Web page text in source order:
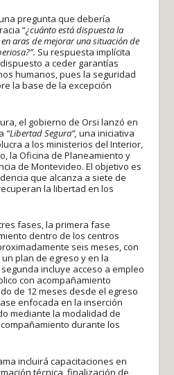
pregunta que debería
“¿cuánto está dispuesta la
aras de mejorar una situación de
Su respuesta implícita
a ceder garantías
humanos, pues la seguridad
la base de la excepción
el gobierno de Orsi lanzó en
“Libertad Segura”, una iniciativa
a los ministerios del Interior,
la Oficina de Planeamiento y
de Montevideo. El objetivo es
que alcanza a siete de
la libertad en los
fases, la primera fase
dentro de los centros
seis meses, con
plan de egreso y en la
incluye acceso a empleo
con acompañamiento
de 12 meses desde el egreso
enfocada en la inserción
mediante la modalidad de
durante los
incluirá capacitaciones en
técnica, finalización de